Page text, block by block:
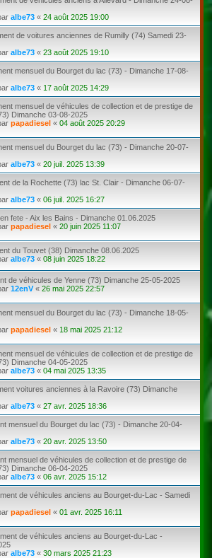
albe73 « 24 août 2025 19:00
de voitures anciennes de Rumilly (74) Samedi 23-
albe73 « 23 août 2025 19:10
mensuel du Bourget du lac (73) - Dimanche 17-08-
albe73 « 17 août 2025 14:29
mensuel de véhicules de collection et de prestige de
Dimanche 03-08-2025
papadiesel « 04 août 2025 20:29
mensuel du Bourget du lac (73) - Dimanche 20-07-
albe73 « 20 juil. 2025 13:39
de la Rochette (73) lac St. Clair - Dimanche 06-07-
albe73 « 06 juil. 2025 16:27
fete - Aix les Bains - Dimanche 01.06.2025
papadiesel « 20 juin 2025 11:07
du Touvet (38) Dimanche 08.06.2025
albe73 « 08 juin 2025 18:22
de véhicules de Yenne (73) Dimanche 25-05-2025
12enV« 26 mai 2025 22:57
mensuel du Bourget du lac (73) - Dimanche 18-05-
papadiesel « 18 mai 2025 21:12
mensuel de véhicules de collection et de prestige de
Dimanche 04-05-2025
albe73 « 04 mai 2025 13:35
voitures anciennes à la Ravoire (73) Dimanche
albe73 « 27 avr. 2025 18:36
mensuel du Bourget du lac (73) - Dimanche 20-04-
albe73 « 20 avr. 2025 13:50
mensuel de véhicules de collection et de prestige de
Dimanche 06-04-2025
albe73 « 06 avr. 2025 15:12
de véhicules anciens au Bourget-du-Lac - Samedi
papadiesel « 01 avr. 2025 16:11
de véhicules anciens au Bourget-du-Lac -
albe73 « 30 mars 2025 21:23